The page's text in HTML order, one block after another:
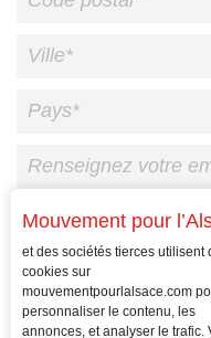
Veuillez
laisser
ce
champ
Mouvement pour
et des sociétés tierces utilisent
cookies sur
mouvementpourlalsace.com
personnaliser le contenu, les
annonces, et analyser le trafic.